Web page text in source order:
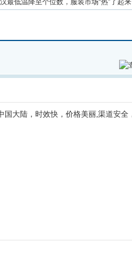
心
最低温降至个位数，服装市场“热”了起
大陆，时效快，价格美丽,渠道安全